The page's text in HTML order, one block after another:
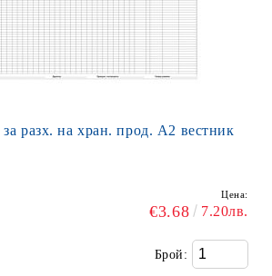
разх. на хран. прод. А2 вестник
Цена:
€3.68 7.20лв.
Брой: